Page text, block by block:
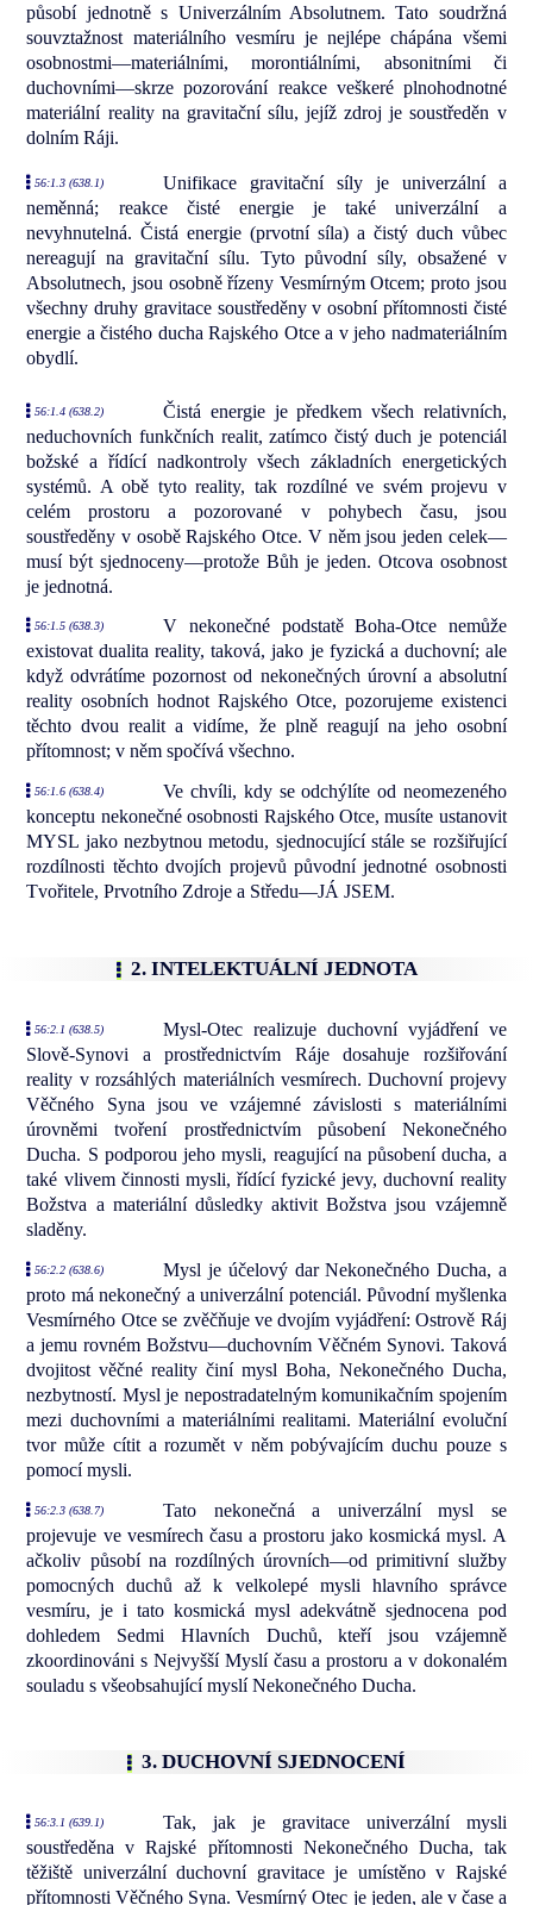
působí jednotně s Univerzálním Absolutnem. Tato soudržná
souvztažnost materiálního vesmíru je nejlépe chápána všemi
osobnostmi—materiálními, morontiálními, absonitními či
duchovními—skrze pozorování reakce veškeré plnohodnotné
materiální reality na gravitační sílu, jejíž zdroj je soustředěn v
dolním Ráji.
56:1.3 (638.1)
Unifikace gravitační síly je univerzální a
neměnná; reakce čisté energie je také univerzální a
nevyhnutelná. Čistá energie (prvotní síla) a čistý duch vůbec
nereagují na gravitační sílu. Tyto původní síly, obsažené v
Absolutnech, jsou osobně řízeny Vesmírným Otcem; proto jsou
všechny druhy gravitace soustředěny v osobní přítomnosti čisté
energie a čistého ducha Rajského Otce a v jeho nadmateriálním
obydlí.
56:1.4 (638.2)
Čistá energie je předkem všech relativních,
neduchovních funkčních realit, zatímco čistý duch je potenciál
božské a řídící nadkontroly všech základních energetických
systémů. A obě tyto reality, tak rozdílné ve svém projevu v
celém prostoru a pozorované v pohybech času, jsou
soustředěny v osobě Rajského Otce. V něm jsou jeden celek—
musí být sjednoceny—protože Bůh je jeden. Otcova osobnost
je jednotná.
56:1.5 (638.3)
V nekonečné podstatě Boha-Otce nemůže
existovat dualita reality, taková, jako je fyzická a duchovní; ale
když odvrátíme pozornost od nekonečných úrovní a absolutní
reality osobních hodnot Rajského Otce, pozorujeme existenci
těchto dvou realit a vidíme, že plně reagují na jeho osobní
přítomnost; v něm spočívá všechno.
56:1.6 (638.4)
Ve chvíli, kdy se odchýlíte od neomezeného
konceptu nekonečné osobnosti Rajského Otce, musíte ustanovit
MYSL jako nezbytnou metodu, sjednocující stále se rozšiřující
rozdílnosti těchto dvojích projevů původní jednotné osobnosti
Tvořitele, Prvotního Zdroje a Středu—JÁ JSEM.
2. INTELEKTUÁLNÍ JEDNOTA
56:2.1 (638.5)
Mysl-Otec realizuje duchovní vyjádření ve
Slově-Synovi a prostřednictvím Ráje dosahuje rozšiřování
reality v rozsáhlých materiálních vesmírech. Duchovní projevy
Věčného Syna jsou ve vzájemné závislosti s materiálními
úrovněmi tvoření prostřednictvím působení Nekonečného
Ducha. S podporou jeho mysli, reagující na působení ducha, a
také vlivem činnosti mysli, řídící fyzické jevy, duchovní reality
Božstva a materiální důsledky aktivit Božstva jsou vzájemně
sladěny.
56:2.2 (638.6)
Mysl je účelový dar Nekonečného Ducha, a
proto má nekonečný a univerzální potenciál. Původní myšlenka
Vesmírného Otce se zvěčňuje ve dvojím vyjádření: Ostrově Ráj
a jemu rovném Božstvu—duchovním Věčném Synovi. Taková
dvojitost věčné reality činí mysl Boha, Nekonečného Ducha,
nezbytností. Mysl je nepostradatelným komunikačním spojením
mezi duchovními a materiálními realitami. Materiální evoluční
tvor může cítit a rozumět v něm pobývajícím duchu pouze s
pomocí mysli.
56:2.3 (638.7)
Tato nekonečná a univerzální mysl se
projevuje ve vesmírech času a prostoru jako kosmická mysl. A
ačkoliv působí na rozdílných úrovních—od primitivní služby
pomocných duchů až k velkolepé mysli hlavního správce
vesmíru, je i tato kosmická mysl adekvátně sjednocena pod
dohledem Sedmi Hlavních Duchů, kteří jsou vzájemně
zkoordinováni s Nejvyšší Myslí času a prostoru a v dokonalém
souladu s všeobsahující myslí Nekonečného Ducha.
3. DUCHOVNÍ SJEDNOCENÍ
56:3.1 (639.1)
Tak, jak je gravitace univerzální mysli
soustředěna v Rajské přítomnosti Nekonečného Ducha, tak
těžiště univerzální duchovní gravitace je umístěno v Rajské
přítomnosti Věčného Syna. Vesmírný Otec je jeden, ale v čase a